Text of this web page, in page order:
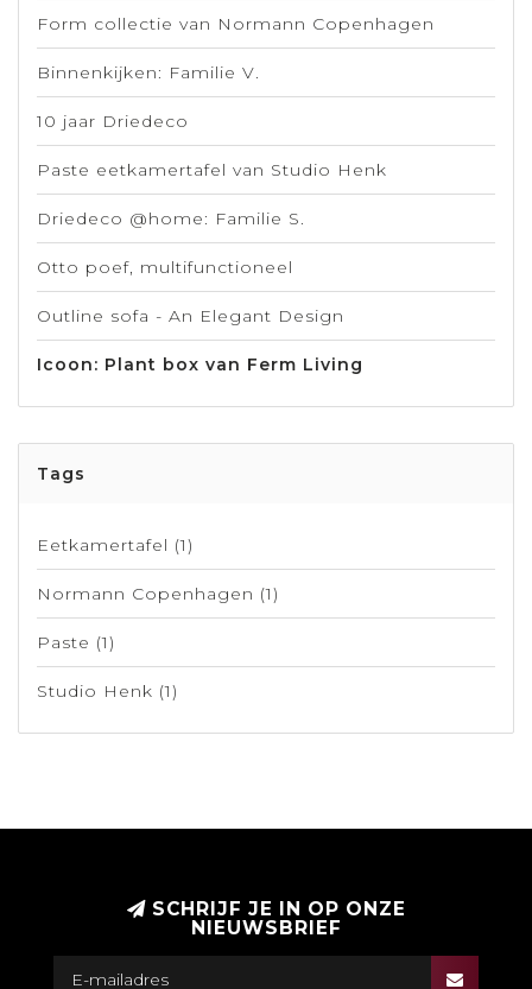
Form collectie van Normann Copenhagen
Binnenkijken: Familie V.
10 jaar Driedeco
Paste eetkamertafel van Studio Henk
Driedeco @home: Familie S.
Otto poef, multifunctioneel
Outline sofa - An Elegant Design
Icoon: Plant box van Ferm Living
Tags
Eetkamertafel (1)
Normann Copenhagen (1)
Paste (1)
Studio Henk (1)
SCHRIJF JE IN OP ONZE
NIEUWSBRIEF